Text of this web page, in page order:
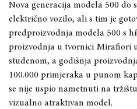
Nova generacija modela 500 do
električno vozilo, ali s tim je
predproizvodnja modela 500 s
proizvodnja u tvornici Mirafiori
studenom, a godišnja
100.000 primjeraka u punom
se nije uspio nametnuti na
vizualno atraktivan model.